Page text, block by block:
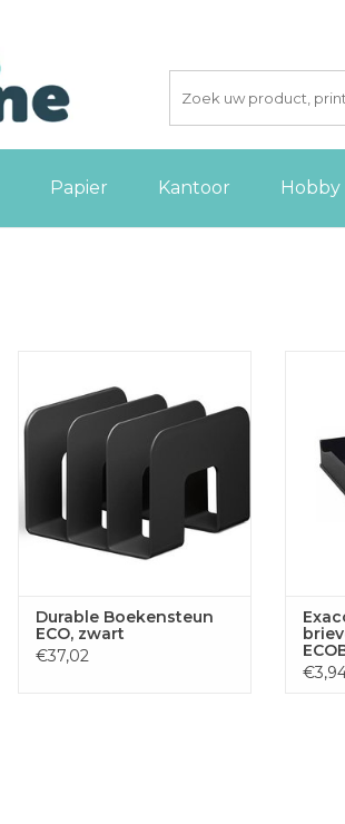
Papier Kantoor Hobby
zwart [2st]
TOEVOEGEN AAN
WINKELWAGEN
Durable Boekensteun
ECO, zwart
€37,02